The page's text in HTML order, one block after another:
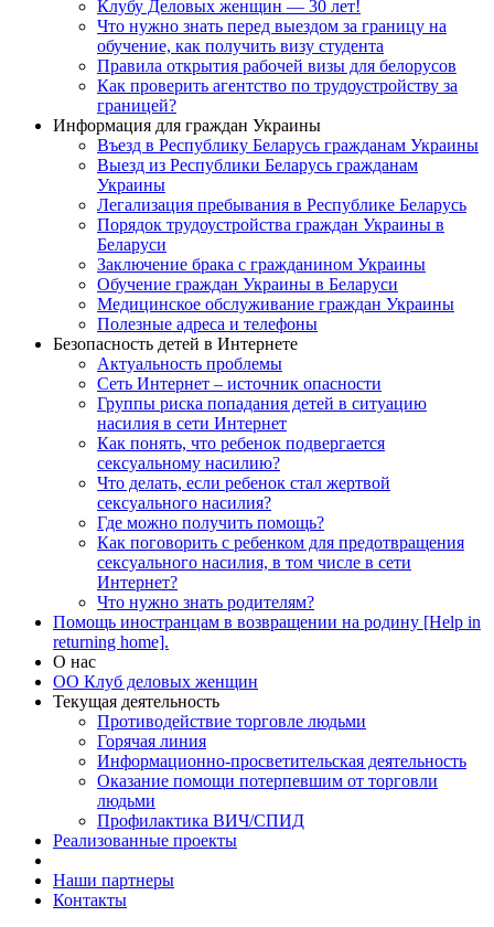
Клубу Деловых женщин — 30 лет!
Что нужно знать перед выездом за границу на
обучение, как получить визу студента
Правила открытия рабочей визы для белорусов
Как проверить агентство по трудоустройству за
границей?
Информация для граждан Украины
Въезд в Республику Беларусь гражданам Украины
Выезд из Республики Беларусь гражданам
Украины
Легализация пребывания в Республике Беларусь
Порядок трудоустройства граждан Украины в
Беларуси
Заключение брака с гражданином Украины
Обучение граждан Украины в Беларуси
Медицинское обслуживание граждан Украины
Полезные адреса и телефоны
Безопасность детей в Интернете
Актуальность проблемы
Сеть Интернет – источник опасности
Группы риска попадания детей в ситуацию
насилия в сети Интернет
Как понять, что ребенок подвергается
сексуальному насилию?
Что делать, если ребенок стал жертвой
сексуального насилия?
Где можно получить помощь?
Как поговорить с ребенком для предотвращения
сексуального насилия, в том числе в сети
Интернет?
Что нужно знать родителям?
Помощь иностранцам в возвращении на родину [Help in
returning home].
О нас
ОО Клуб деловых женщин
Текущая деятельность
Противодействие торговле людьми
Горячая линия
Информационно-просветительская деятельность
Оказание помощи потерпевшим от торговли
людьми
Профилактика ВИЧ/СПИД
Реализованные проекты
Наши партнеры
Контакты